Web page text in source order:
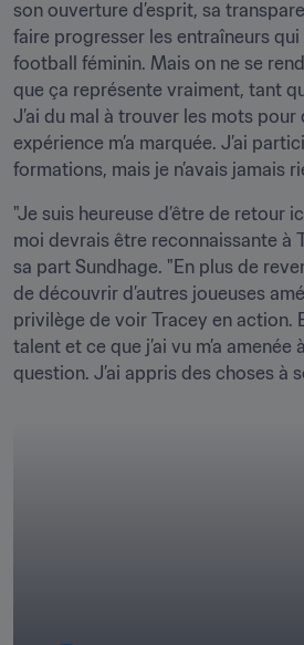
son ouverture d’esprit, sa
faire progresser les entraîneurs
football féminin. Mais on ne se
que ça représente vraiment, tant
J’ai du mal à trouver les mots
expérience m’a marquée. J’ai
formations, mais je n’avais jamais
"Je suis heureuse d’être de retour
moi devrais être reconnaissante à
sa part Sundhage. "En plus de
de découvrir d’autres joueuses
privilège de voir Tracey en action.
talent et ce que j’ai vu m’a
question. J’ai appris des choses à